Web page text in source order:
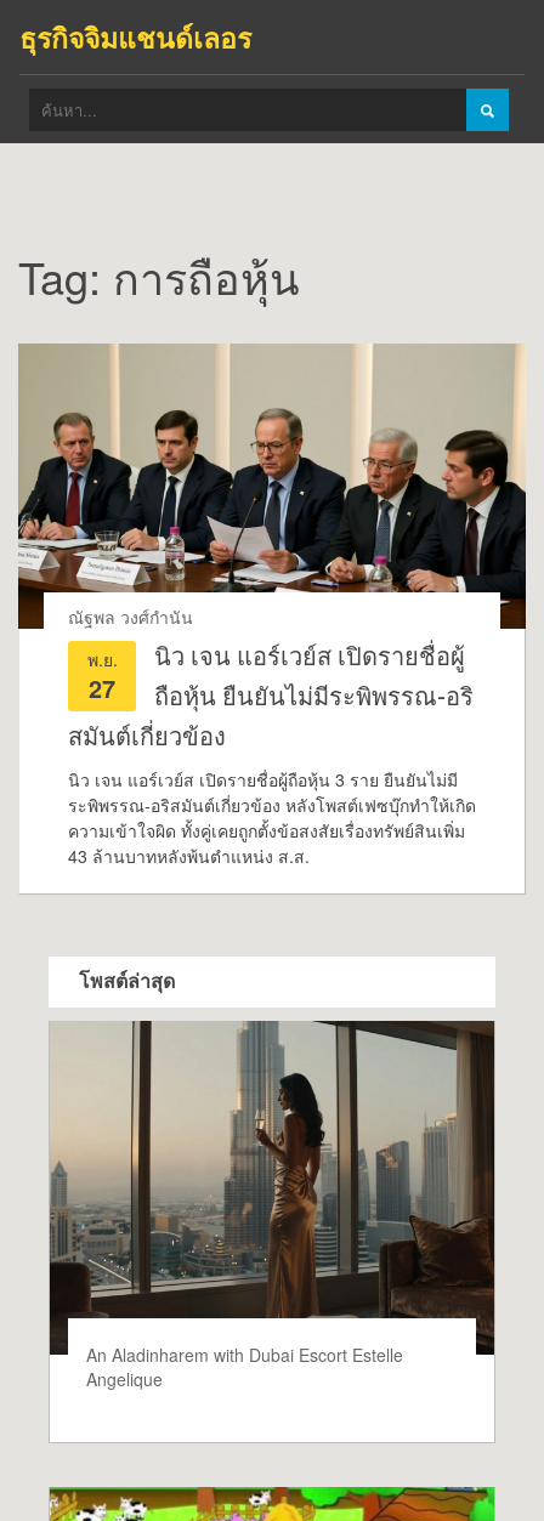
ธุรกิจจิมแชนด์เลอร
Tag: การถือหุ้น
ณัฐพล วงศ์กำนัน
พ.ย.
27
นิว เจน แอร์เวย์ส เปิดรายชื่อผู้
ถือหุ้น ยืนยันไม่มีระพิพรรณ-อริ
สมันต์เกี่ยวข้อง
นิว เจน แอร์เวย์ส เปิดรายชื่อผู้ถือหุ้น 3 ราย ยืนยันไม่มี
ระพิพรรณ-อริสมันต์เกี่ยวข้อง หลังโพสต์เฟซบุ๊กทำให้เกิด
ความเข้าใจผิด ทั้งคู่เคยถูกตั้งข้อสงสัยเรื่องทรัพย์สินเพิ่ม
43 ล้านบาทหลังพ้นตำแหน่ง ส.ส.
โพสต์ล่าสุด
An Aladinharem with Dubai Escort Estelle
Angelique